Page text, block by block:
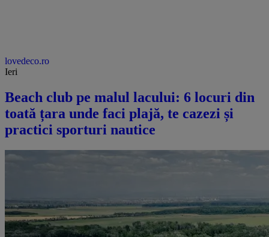
lovedeco.ro
Ieri
Beach club pe malul lacului: 6 locuri din
toată țara unde faci plajă, te cazezi și
practici sporturi nautice